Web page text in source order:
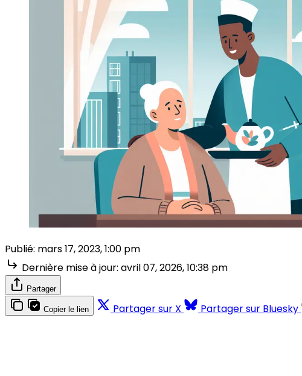
Publié: mars 17, 2023, 1:00 pm
Dernière mise à jour: avril 07, 2026, 10:38 pm
Partager
Copier le lien Partager sur X Partager sur Bluesky